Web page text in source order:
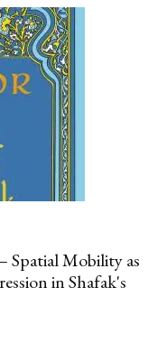
Mobility as
in Shafak's